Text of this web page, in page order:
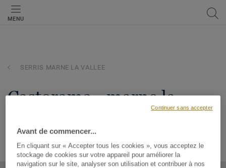
MENU
SERRIS MARNE LA VALLEE
castorama - marne la
CC VAL D'EUROPE, 14 RUE DU DANUBE SERRIS, 77711,
SERRIS MARNE LA VALLEE, Île-de-France, France
Avant de commencer...
En cliquant sur « Accepter tous les cookies », vous acceptez le
stockage de cookies sur votre appareil pour améliorer la
navigation sur le site, analyser son utilisation et contribuer à nos
Continuer sans accepter